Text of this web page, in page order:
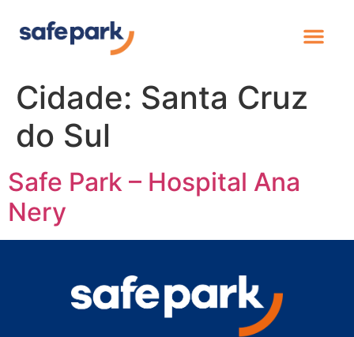
Cidade: Santa Cruz
do Sul
Safe Park – Hospital Ana
Nery